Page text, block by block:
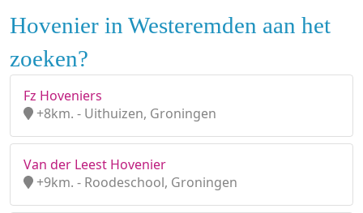
Hovenier in Westeremden aan het
zoeken?
Fz Hoveniers
+8km. - Uithuizen, Groningen
Van der Leest Hovenier
+9km. - Roodeschool, Groningen